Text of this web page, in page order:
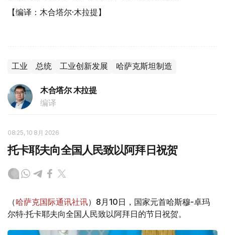
【编译：木合塔尔·木拉提】
工业 总统 工业创新发展 哈萨克斯坦制造
木合塔尔 木拉提
编译
08:25, 10 8月 2026
托卡耶夫向全国人民致以阿拜日祝贺
（哈萨克国际通讯社讯）8月10日，国家元首哈斯穆-卓玛
尔特·托卡耶夫向全国人民致以阿拜日的节日祝贺。